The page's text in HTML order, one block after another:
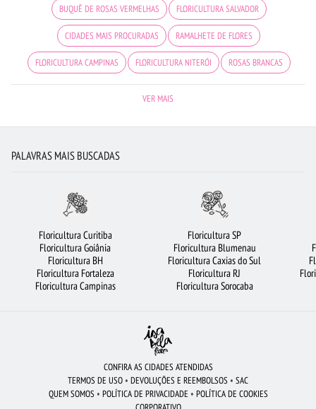
BUQUÊ DE ROSAS VERMELHAS FLORICULTURA SALVADOR
CIDADES MAIS PROCURADAS RAMALHETE DE FLORES
FLORICULTURA CAMPINAS FLORICULTURA NITERÓI ROSAS BRANCAS
CESTA DE CAFÉ DA MANHÃ FLORICULTURA GOIÂNIA
FLORICULTURA SÃO BERNARDO DO CAMPO FLORES DO CAMPO
BUQUÊ DE 20 ROSAS VERMELHAS FLORICULTURA SP
FLORES VERMELHAS
FLORICULTURA RECIFE
FLORICULTURA BARUERI CESTA DE FRUTAS ARRANJO DE FLORES
VER MAIS
PALAVRAS MAIS BUSCADAS
Floricultura Curitiba
Floricultura Goiânia
Floricultura BH
Floricultura Fortaleza
Floricultura Campinas
Floricultura SP
Floricultura Blumenau
Floricultura Caxias do Sul
Floricultura RJ
Floricultura Sorocaba
CONFIRA AS CIDADES ATENDIDAS
TERMOS DE USO • DEVOLUÇÕES E REEMBOLSOS • SAC
QUEM SOMOS • POLÍTICA DE PRIVACIDADE • POLÍTICA DE COOKIES